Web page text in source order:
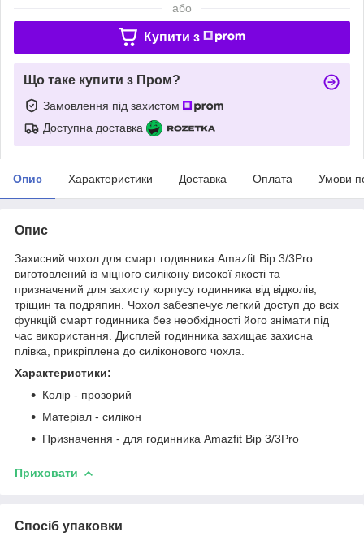
або
Купити з
Що таке купити з Пром?
Замовлення під захистом
Доступна доставка
Опис Характеристики Доставка Оплата Умови
Опис
Захисний чохол для смарт годинника Amazfit Bip 3/3Pro
виготовлений із міцного силікону високої якості та
призначений для захисту корпусу годинника від відколів,
тріщин та подряпин. Чохол забезпечує легкий доступ до всіх
функцій смарт годинника без необхідності його знімати під
час використання. Дисплей годинника захищає захисна
плівка, прикріплена до силіконового чохла.
Характеристики:
Колір - прозорий
Матеріал - силікон
Призначення - для годинника Amazfit Bip 3/3Pro
Приховати
Спосіб упаковки